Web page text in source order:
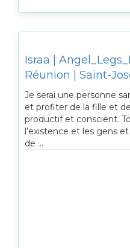
Israa |
Réunion | Saint-
Je serai une personne
et profiter de la fille et
productif et conscient.
l’existence et les gens
de ...